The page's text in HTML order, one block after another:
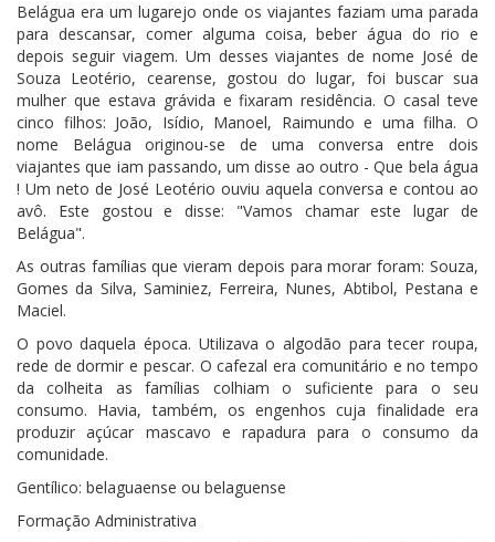
Belágua era um lugarejo onde os viajantes faziam uma parada
para descansar, comer alguma coisa, beber água do rio e
depois seguir viagem. Um desses viajantes de nome José de
Souza Leotério, cearense, gostou do lugar, foi buscar sua
mulher que estava grávida e fixaram residência. O casal teve
cinco filhos: João, Isídio, Manoel, Raimundo e uma filha. O
nome Belágua originou-se de uma conversa entre dois
viajantes que iam passando, um disse ao outro - Que bela água
! Um neto de José Leotério ouviu aquela conversa e contou ao
avô. Este gostou e disse: "Vamos chamar este lugar de
Belágua".
As outras famílias que vieram depois para morar foram: Souza,
Gomes da Silva, Saminiez, Ferreira, Nunes, Abtibol, Pestana e
Maciel.
O povo daquela época. Utilizava o algodão para tecer roupa,
rede de dormir e pescar. O cafezal era comunitário e no tempo
da colheita as famílias colhiam o suficiente para o seu
consumo. Havia, também, os engenhos cuja finalidade era
produzir açúcar mascavo e rapadura para o consumo da
comunidade.
Gentílico: belaguaense ou belaguense
Formação Administrativa